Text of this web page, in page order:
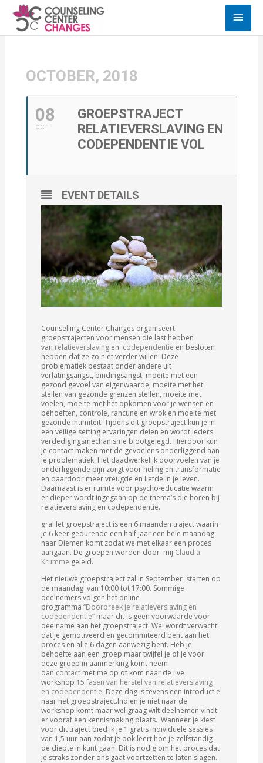
naar
OCTOBER, 2018
08
OCT
GROEPSTRAJECT
RELATIEVERSLAVING EN
CODEPENDENTIE VOL
EVENT DETAILS
Counselling Center Changes organiseert
groepstrajecten voor mensen die last hebben
van relatieverslavingen codependentie en besloten
hebben dat ze zo niet verder willen. Deze
problematiek bestaat onder andere uit
verlatingsangst, bindingsangst, moeite met een
gezond gevoel van eigenwaarde, moeite met het
stellen van gezonde grenzen stellen, moeite met
voelen, moeite met het opkomen voor je wensen en
behoeften, controle, rancune en wrok en moeite met
gezonde intimiteit. Tijdens dit groepstraject kun je in
een veilige setting ervaringen delen en wordt ieders
verdedigingsmechanisme blootgelegd. Hierdoor kun
je contact maken met de gevoelens onderliggend aan
je problematiek. Het daadwerkelijk doorvoelen van je
onderliggende pijn zorgt voor heling en transformatie
en daardoor meer vreugde en liefde in je leven.
Daarnaast is er ruimte voor psycho-educatie waarin
er dieper wordt ingegaan op de thema’s die horen bij
relatieverslaving en codependentie.
graHet groepstraject is een 6 maanden traject waarin
je 6 keer gedurende een half jaar een hele maandag
naar Diemen komt zodat we met elkaar een proces
aangaan. De groepen worden door mij Claudia
Krumme geleid.
Het nieuwe groepstraject zal in September starten op
de maandag van 10:00 tot 17:00. Sommige
deelnemers volgen het online
programma “Doorbreek je relatieverslaving en
codependentie”maar dit is geen voorwaarde voor
deelname aan het groepstraject. Wel wordt verwacht
dat je gemotiveerd en gecommiteerd bent aan het
proces en alle 6 dagen aanwezig bent. Heb je
behoefte aan een groep maar twijfel je of je voor
deze groep in aanmerking komt neem
dan contactmet me op of kom naar de live
workshop 15 fasen van herstel van relatieverslaving
en codependentie. Deze dag is tevens een introductie
naar het groepstraject.Indien je niet naar de
workshop komt maar wel graag wilt deelnemen vindt
er vooraf een kennismaking plaats. Wanneer je kiest
voor dit traject bied ik je 1 gratis individuele sessies
van 1,5 uur aan zodat je ook leert hoe je zelfstandig
de diepte in kunt gaan. Dit is nodig om het proces dat
je straks zonder ons gaat voortzetten te laten slagen.